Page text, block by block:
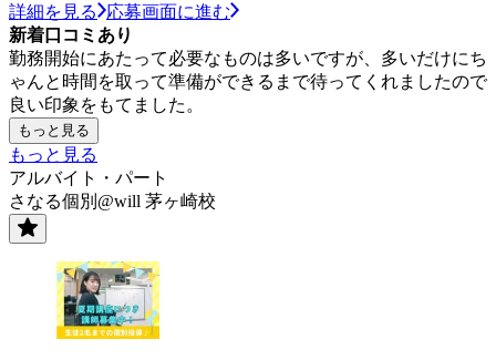
詳細を見る
応募画面に進む
新着口コミあり
勤務開始にあたって必要なものは多いですが、多いだけにち
ゃんと時間を取って準備ができるまで待ってくれましたので
良い印象をもてました。
もっと見る
もっと見る
アルバイト・パート
さなる個別@will 茅ヶ崎校